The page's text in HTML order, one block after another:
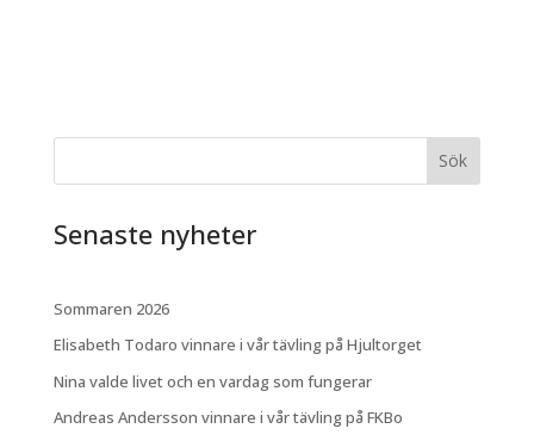
Sök
Senaste nyheter
Sommaren 2026
Elisabeth Todaro vinnare i vår tävling på Hjultorget
Nina valde livet och en vardag som fungerar
Andreas Andersson vinnare i vår tävling på FKBo